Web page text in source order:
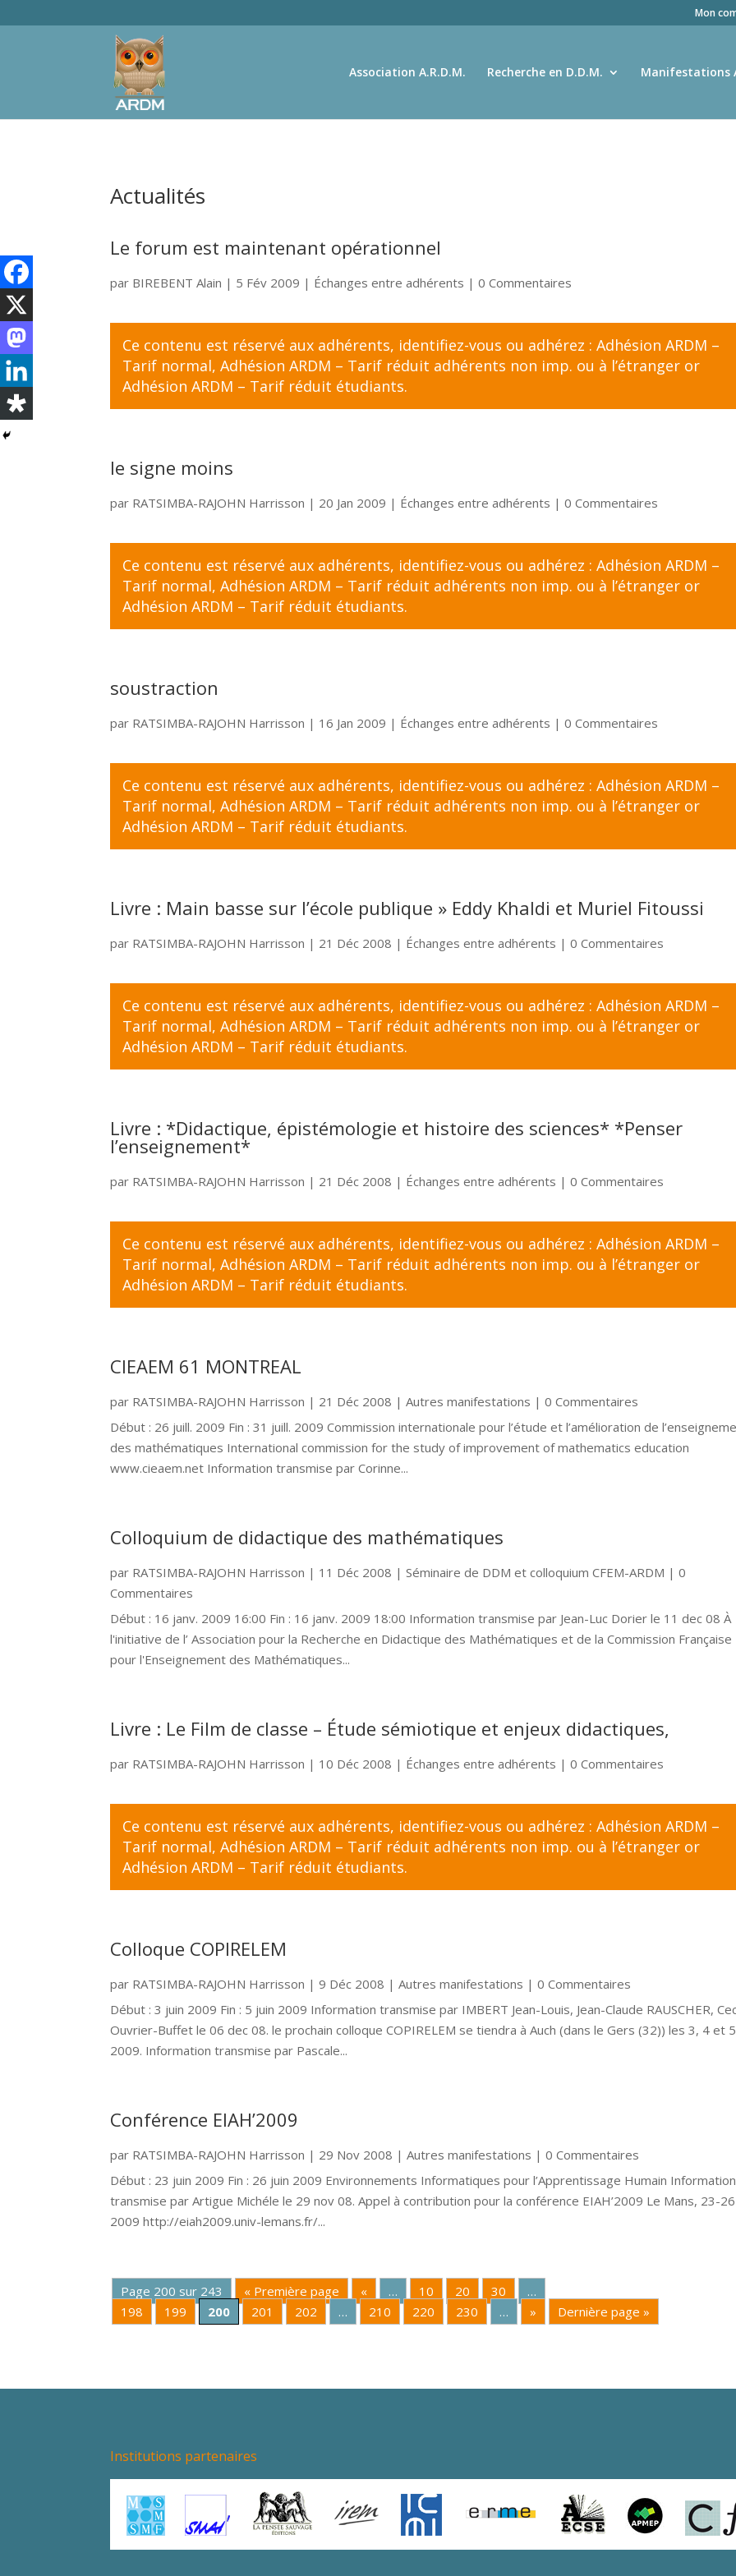
Mon
Association A.R.D.M. Recherche en D.D.M. Manifestations
Actualités
Le forum est maintenant opérationnel
par BIREBENT Alain | 5 Fév 2009 | Échanges entre adhérents | 0 Commentaires
Ce contenu est réservé aux adhérents, identifiez-vous ou adhérez :Adhésion ARDM –
Tarif normal,Adhésion ARDM – Tarif réduit adhérents non imp. ou à l’étranger or
Adhésion ARDM – Tarif réduit étudiants.
le signe moins
par RATSIMBA-RAJOHN Harrisson | 20 Jan 2009 | Échanges entre adhérents | 0 Commentaires
Ce contenu est réservé aux adhérents, identifiez-vous ou adhérez :Adhésion ARDM –
Tarif normal,Adhésion ARDM – Tarif réduit adhérents non imp. ou à l’étranger or
Adhésion ARDM – Tarif réduit étudiants.
soustraction
par RATSIMBA-RAJOHN Harrisson | 16 Jan 2009 | Échanges entre adhérents | 0 Commentaires
Ce contenu est réservé aux adhérents, identifiez-vous ou adhérez :Adhésion ARDM –
Tarif normal,Adhésion ARDM – Tarif réduit adhérents non imp. ou à l’étranger or
Adhésion ARDM – Tarif réduit étudiants.
Livre : Main basse sur l’école publique » Eddy Khaldi et Muriel Fitoussi
par RATSIMBA-RAJOHN Harrisson | 21 Déc 2008 | Échanges entre adhérents | 0 Commentaires
Ce contenu est réservé aux adhérents, identifiez-vous ou adhérez :Adhésion ARDM –
Tarif normal,Adhésion ARDM – Tarif réduit adhérents non imp. ou à l’étranger or
Adhésion ARDM – Tarif réduit étudiants.
Livre : *Didactique, épistémologie et histoire des sciences* *Penser
l’enseignement*
par RATSIMBA-RAJOHN Harrisson | 21 Déc 2008 | Échanges entre adhérents | 0 Commentaires
Ce contenu est réservé aux adhérents, identifiez-vous ou adhérez :Adhésion ARDM –
Tarif normal,Adhésion ARDM – Tarif réduit adhérents non imp. ou à l’étranger or
Adhésion ARDM – Tarif réduit étudiants.
CIEAEM 61 MONTREAL
par RATSIMBA-RAJOHN Harrisson | 21 Déc 2008 |Autres manifestations | 0 Commentaires
Début : 26 juill. 2009 Fin : 31 juill. 2009 Commission internationale pour l’étude et l’amélioration de
des mathématiques International commission for the study of improvement of mathematics education
www.cieaem.net Information transmise par Corinne...
Colloquium de didactique des mathématiques
par RATSIMBA-RAJOHN Harrisson | 11 Déc 2008 |Séminaire de DDM et colloquium CFEM-ARDM | 0
Commentaires
Début : 16 janv. 2009 16:00 Fin : 16 janv. 2009 18:00 Information transmise par Jean-Luc Dorier le 11 dec 08 À
l'initiative de l’ Association pour la Recherche en Didactique des Mathématiques et de la Commission Française
pour l'Enseignement des Mathématiques...
Livre : Le Film de classe – Étude sémiotique et enjeux didactiques,
par RATSIMBA-RAJOHN Harrisson | 10 Déc 2008 | Échanges entre adhérents | 0 Commentaires
Ce contenu est réservé aux adhérents, identifiez-vous ou adhérez :Adhésion ARDM –
Tarif normal,Adhésion ARDM – Tarif réduit adhérents non imp. ou à l’étranger or
Adhésion ARDM – Tarif réduit étudiants.
Colloque COPIRELEM
par RATSIMBA-RAJOHN Harrisson |9 Déc 2008 |Autres manifestations | 0 Commentaires
Début : 3 juin 2009 Fin : 5 juin 2009 Information transmise par IMBERT Jean-Louis, Jean-Claude RAUSCHER,
Ouvrier-Buffet le 06 dec 08. le prochain colloque COPIRELEM se tiendra à Auch (dans le Gers (32)) les 3, 4 et
2009. Information transmise par Pascale...
Conférence EIAH’2009
par RATSIMBA-RAJOHN Harrisson | 29 Nov 2008 |Autres manifestations | 0 Commentaires
Début : 23 juin 2009 Fin : 26 juin 2009 Environnements Informatiques pour l’Apprentissage Humain Information
transmise par Artigue Michéle le 29 nov 08. Appel à contribution pour la conférence EIAH’2009 Le Mans, 23-
2009 http://eiah2009.univ-lemans.fr/...
Page 200 sur 243 « Première page « … 10 20 30
…
198
199 200 201 202 … 210 220 230 … » Dernière page »
Institutions partenaires